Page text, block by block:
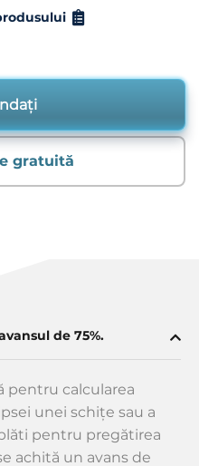
gratuită
de 75%.
pentru calcularea
unei schițe sau a
pentru pregătirea
achită un avans de